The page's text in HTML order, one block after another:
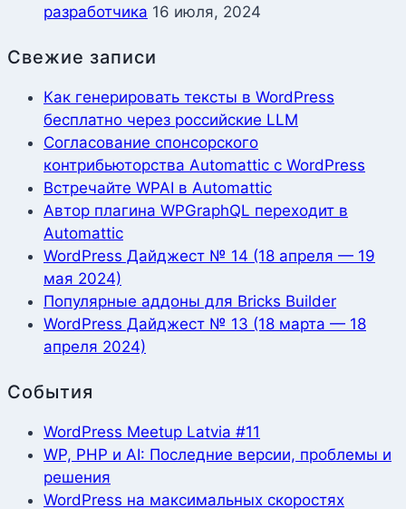
разработчика 16 июля, 2024
Свежие записи
Как генерировать тексты в WordPress
бесплатно через российские LLM
Согласование спонсорского
контрибьюторства Automattic с WordPress
Встречайте WPAI в Automattic
Автор плагина WPGraphQL переходит в
Automattic
WordPress Дайджест № 14 (18 апреля — 19
мая 2024)
Популярные аддоны для Bricks Builder
WordPress Дайджест № 13 (18 марта — 18
апреля 2024)
События
WordPress Meetup Latvia #11
WP, PHP и AI: Последние версии, проблемы и
решения
WordPress на максимальных скоростях